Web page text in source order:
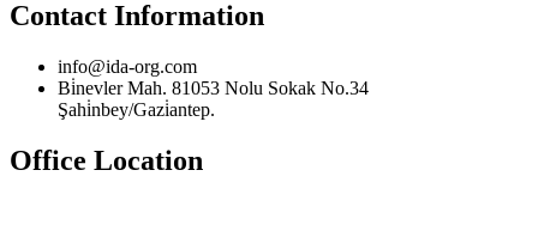
Contact Information
info@ida-org.com
Bi̇nevler Mah. 81053 Nolu Sokak No.34
Şahi̇nbey/Gazi̇antep.
Office Location